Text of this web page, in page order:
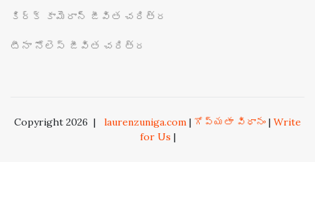
కిర్క్ కామెరాన్ జీవిత చరిత్ర
టీనా నోలెస్ జీవిత చరిత్ర
Copyright 2026 | laurenzuniga.com | గోప్యతా విధానం | Write
for Us |